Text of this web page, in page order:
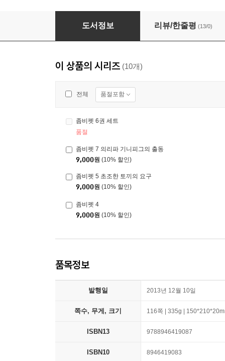
좀비펫 5 초조한 토끼의 요구
도서정보 리뷰/한줄평 (13/0)
이 상품의 시리즈 (10개)
전체 품절포함
좀비펫 6권 세트
품절
좀비펫 7 의리파 기니피그의 출동
9,000원 (10% 할인)
좀비펫 5 초조한 토끼의 요구
9,000원 (10% 할인)
좀비펫 4
9,000원 (10% 할인)
품목정보
발행일 2013년 12월 10일
쪽수, 무게, 크기 116쪽 | 335g |
ISBN13 9788946419087
ISBN10 8946419083